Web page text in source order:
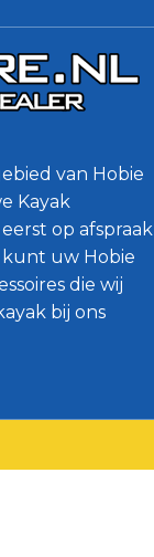
van Hobie
Kayak
op afspraak
kunt uw Hobie
die wij
bij ons